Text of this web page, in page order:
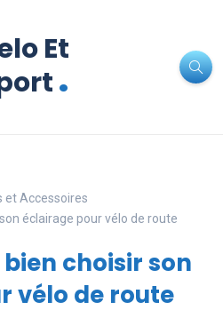
Et
.
et Accessoires
éclairage pour vélo de route
choisir son
vélo de route